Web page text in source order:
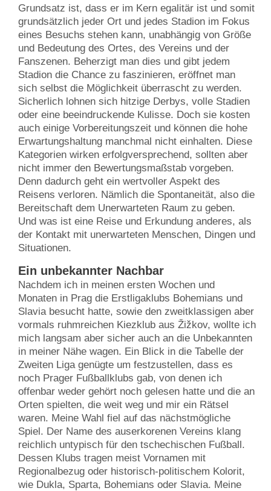
Grundsatz ist, dass er im Kern egalitär ist und somit
grundsätzlich jeder Ort und jedes Stadion im Fokus
eines Besuchs stehen kann, unabhängig von Größe
und Bedeutung des Ortes, des Vereins und der
Fanszenen. Beherzigt man dies und gibt jedem
Stadion die Chance zu faszinieren, eröffnet man
sich selbst die Möglichkeit überrascht zu werden.
Sicherlich lohnen sich hitzige Derbys, volle Stadien
oder eine beeindruckende Kulisse. Doch sie kosten
auch einige Vorbereitungszeit und können die hohe
Erwartungshaltung manchmal nicht einhalten. Diese
Kategorien wirken erfolgversprechend, sollten aber
nicht immer den Bewertungsmaßstab vorgeben.
Denn dadurch geht ein wertvoller Aspekt des
Reisens verloren. Nämlich die Spontaneität, also die
Bereitschaft dem Unerwarteten Raum zu geben.
Und was ist eine Reise und Erkundung anderes, als
der Kontakt mit unerwarteten Menschen, Dingen und
Situationen.
Ein unbekannter Nachbar
Nachdem ich in meinen ersten Wochen und
Monaten in Prag die Erstligaklubs Bohemians und
Slavia besucht hatte, sowie den zweitklassigen aber
vormals ruhmreichen Kiezklub aus Žižkov, wollte ich
mich langsam aber sicher auch an die Unbekannten
in meiner Nähe wagen. Ein Blick in die Tabelle der
Zweiten Liga genügte um festzustellen, dass es
noch Prager Fußballklubs gab, von denen ich
offenbar weder gehört noch gelesen hatte und die an
Orten spielten, die weit weg und mir ein Rätsel
waren. Meine Wahl fiel auf das nächstmögliche
Spiel. Der Name des auserkorenen Vereins klang
reichlich untypisch für den tschechischen Fußball.
Dessen Klubs tragen meist Vornamen mit
Regionalbezug oder historisch-politischem Kolorit,
wie Dukla, Sparta, Bohemians oder Slavia. Meine